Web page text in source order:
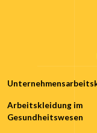
Arbeitskleidung im
Gesundheitswesen